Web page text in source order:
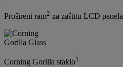
Prošireni ram2 za zaštitu LCD panela
Corning Gorilla staklo1